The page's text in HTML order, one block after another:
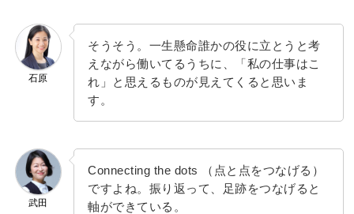
石原
そうそう。一生懸命誰かの役に立とうと考
えながら働いてるうちに、「私の仕事はこ
れ」と思えるものが見えてくると思いま
す。
武田
Connecting the dots （点と点をつなげる）
ですよね。振り返って、足跡をつなげると
軸ができている。